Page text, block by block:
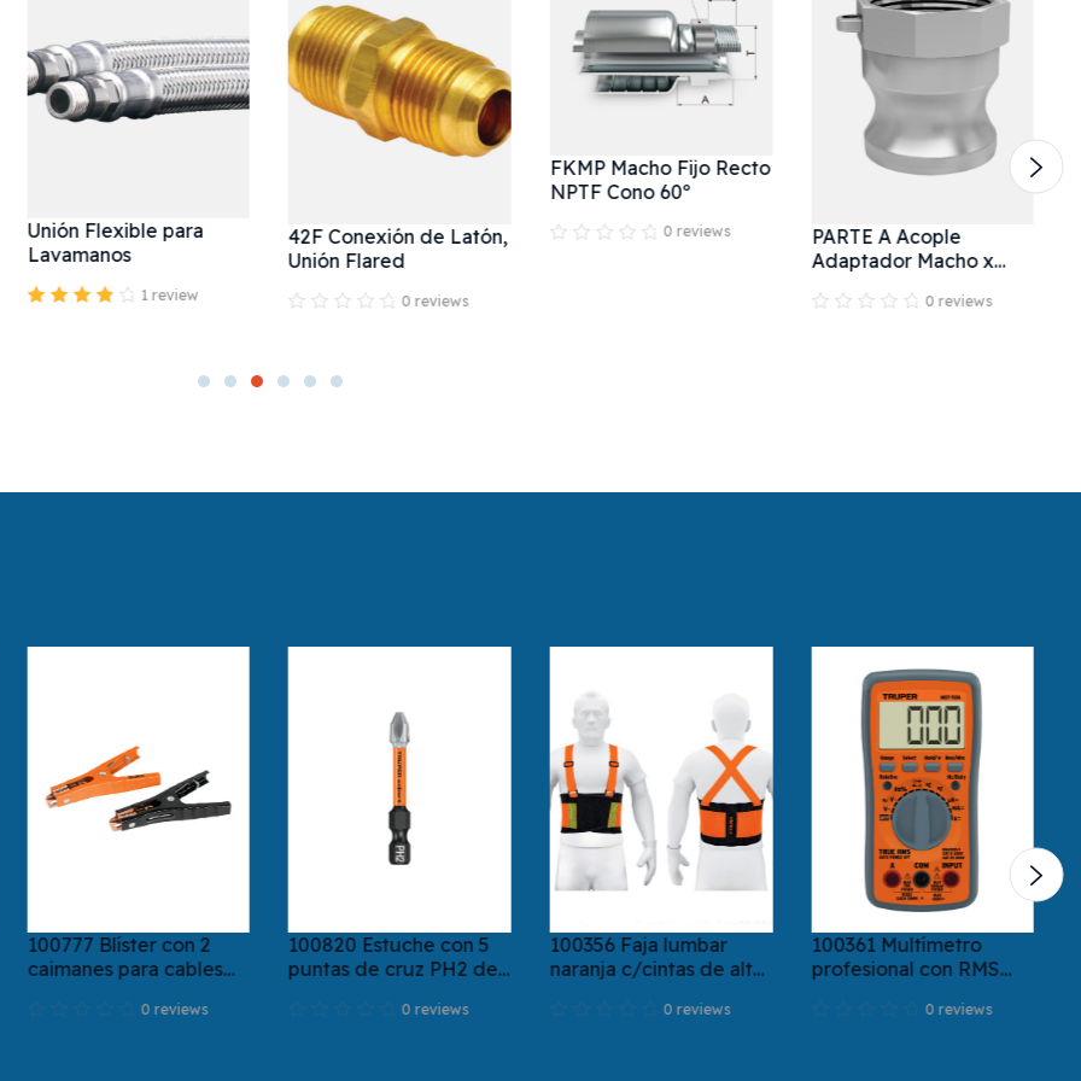
Unión Flexible para
Lavamanos
1 review
42F Conexión de Latón,
Unión Flared
0 reviews
FKMP Macho Fijo Recto
NPTF Cono 60º
0 reviews
PARTE A Acople
Adaptador Macho x
0 reviews
100777 Blíster con 2
caimanes para cables
0 reviews
100820 Estuche con 5
puntas de cruz PH2 de
0 reviews
100356 Faja lumbar
naranja c/cintas de alta
0 reviews
100361 Multímetro
profesional con RMS
0 reviews